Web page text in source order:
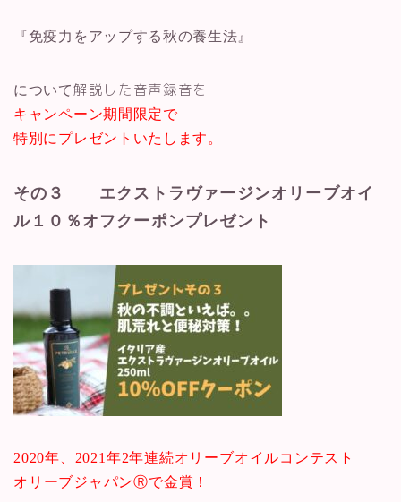
『免疫力をアップする秋の養生法』
について解説した音声録音を
キャンペーン期間限定で
特別にプレゼントいたします。
その３ エクストラヴァージンオリーブオイ
ル１０％オフクーポンプレゼント
2020年、 2021年2年連続オリーブオイルコンテスト
オリーブジャパンⓇで金賞！